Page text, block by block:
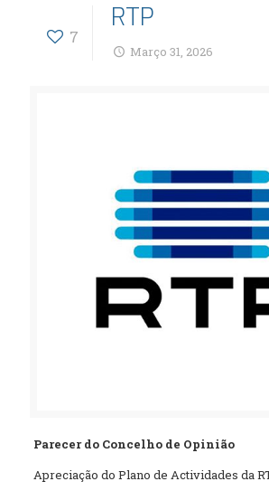
7
RTP
Março 31, 2026
Parecer do Concelho de Opinião
Apreciação do Plano de Actividades da